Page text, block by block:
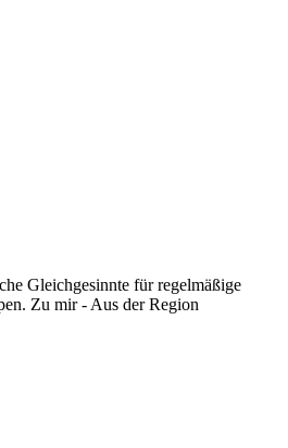
Gleichgesinnte für regelmäßige
Zu mir - Aus der Region